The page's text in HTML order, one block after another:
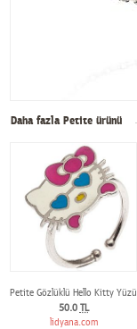
Daha fazla Petite ürünü
Petite Gözlüklü Hello Kitty Yüzük
50.0 TL
lidyana.com